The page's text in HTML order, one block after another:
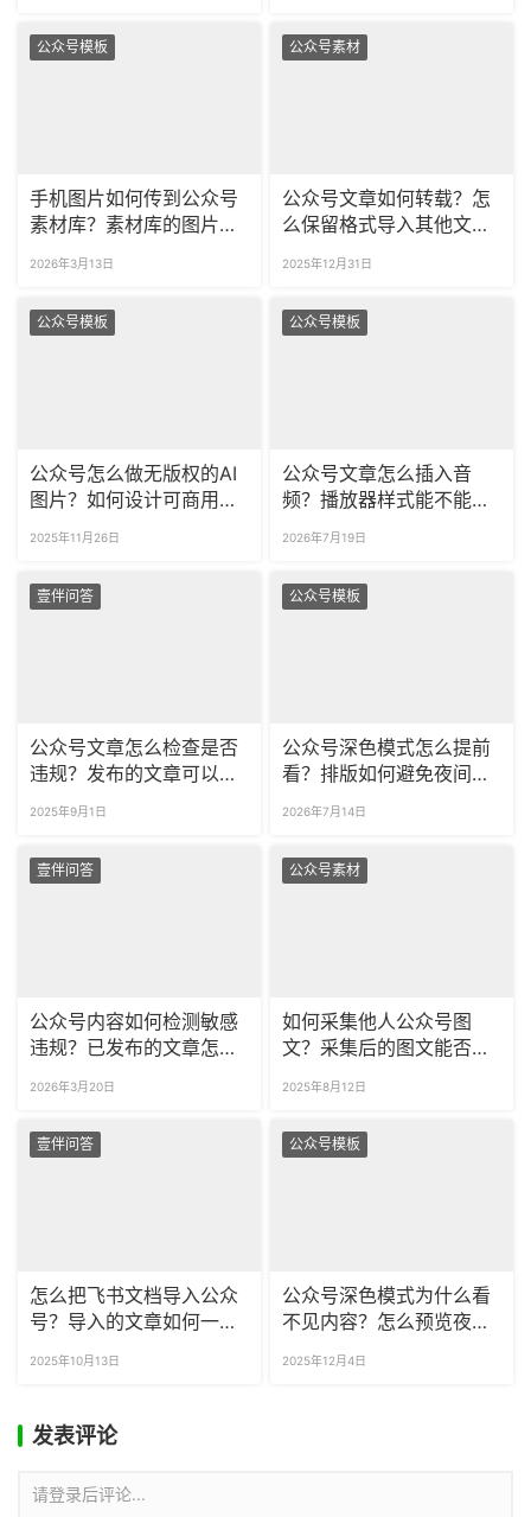
公众号模板
手机图片如何传到公众号
素材库？素材库的图片怎
2026年3月13日
公众号素材
公众号文章如何转载？怎
么保留格式导入其他文
2025年12月31日
公众号模板
公众号怎么做无版权的AI
图片？如何设计可商用的
2025年11月26日
公众号模板
公众号文章怎么插入音
频？播放器样式能不能更
2026年7月19日
壹伴问答
公众号文章怎么检查是否
违规？发布的文章可以检
2025年9月1日
公众号模板
公众号深色模式怎么提前
看？排版如何避免夜间显
2026年7月14日
壹伴问答
公众号内容如何检测敏感
违规？已发布的文章怎么
2026年3月20日
公众号素材
如何采集他人公众号图
文？采集后的图文能否自
2025年8月12日
壹伴问答
怎么把飞书文档导入公众
号？导入的文章如何一键
2025年10月13日
公众号模板
公众号深色模式为什么看
不见内容？怎么预览夜间
2025年12月4日
发表评论
请登录后评论...